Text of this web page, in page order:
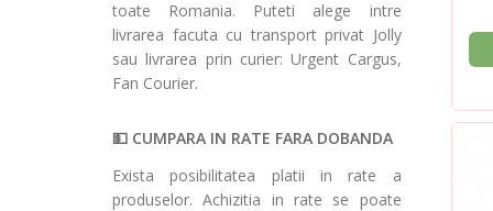
toate Romania. Puteti alege intre
livrarea facuta cu transport privat Jolly
sau livrarea prin curier: Urgent Cargus,
Fan Courier.
CUMPARA IN RATE FARA DOBANDA
Exista posibilitatea platii in rate a
produselor. Achizitia in rate se poate